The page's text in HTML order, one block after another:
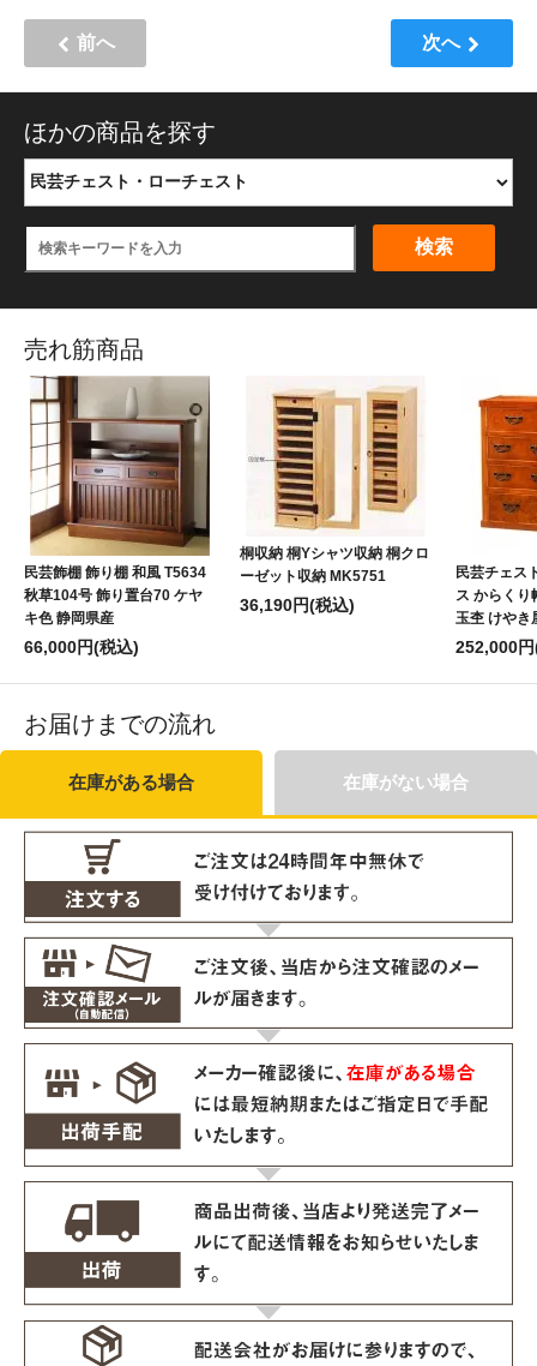
前へ 次へ
ほかの商品を探す
検索
売れ筋商品
民芸飾棚 飾り棚 和風 T5634
秋草104号 飾り置台70 ケヤ
キ色 静岡県産
66,000円(税込)
桐収納 桐Yシャツ収納 桐クロ
ーゼット収納 MK5751
36,190円(税込)
民芸チェス
ス からく
玉杢 けやき
252,000
お届けまでの流れ
在庫がある場合 在庫がない場合